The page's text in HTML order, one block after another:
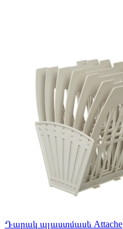
Դարակ պլաստմասե Attache